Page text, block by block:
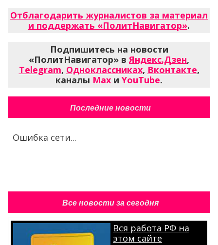
Отблагодарить журналистов за материал
и поддержать «ПолитНавигатор».
Подпишитесь на новости
«ПолитНавигатор» вЯндекс.Дзен,
Telegram, Одноклассниках, Вконтакте,
каналы Max и YouTube.
Последние новости
Ошибка сети...
Все новости за сегодня
Вся работа РФ на
этом сайте